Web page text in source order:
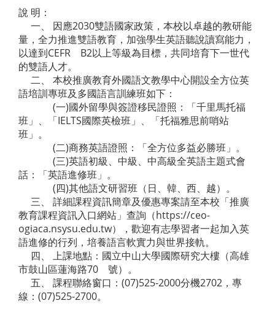
說 明：
一、 因應2030雙語國家政策，本校以卓越的教研能
量，全力推進雙語教育，加強學生英語聽說讀寫能力，
以達到CEFR B2以上等級為目標，共同培育下一世代
的雙語人才。
二、 本校推廣教育外國語文教學中心開設全方位英
語培訓專班及多國語言訓練班如下：
(一)國外留學與簽證移民證照：「千里馬托福
班」、「IELTS國際英檢班」、「托福雅思前哨站
班」。
(二)商務英語證照：「全方位多益必勝班」。
(三)英語初級、中級、中高級全英語主題式會
話：「英語進修班」。
(四)其他語文研習班（日、韓、西、越）。
三、 詳細課程資訊簡章及優惠專案請至本校「推廣
教育課程資訊入口網站」查詢（https://ceo-
ogiaca.nsysu.edu.tw），歡迎有志學習者一起加入英
語進修的行列，培養語言軟實力與世界接軌。
四、 上課地點：國立中山大學國際研究大樓（高雄
市鼓山區蓮海路70 號）。
五、 課程聯絡窗口：(07)525-2000分機2702，專
線：(07)525-2700。